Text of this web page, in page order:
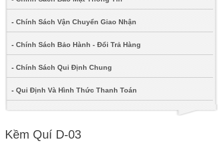
- Chính Sách Vận Chuyển Giao Nhận
- Chính Sách Bảo Hành - Đổi Trả Hàng
- Chính Sách Qui Định Chung
- Qui Định Và Hình Thức Thanh Toán
Kềm Quí D-03